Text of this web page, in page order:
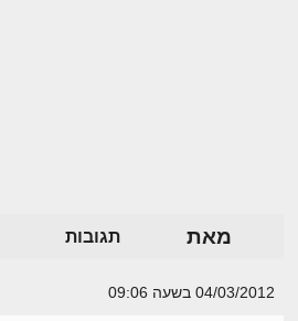
מאת תגובות
04/03/2012 בשעה 09:06